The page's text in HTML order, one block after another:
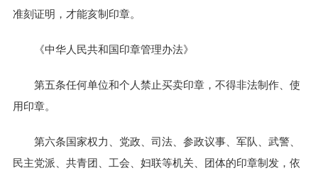
准刻证明，才能亥制印章。
《中华人民共和国印章管理办法》
第五条任何单位和个人禁止买卖印章，不得非法制作、使
用印章。
第六条国家权力、党政、司法、参政议事、军队、武警、
民主党派、共青团、工会、妇联等机关、团体的印章制发，依